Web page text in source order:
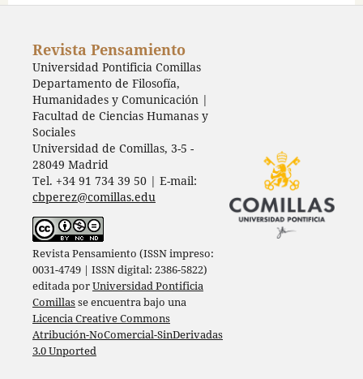
Revista Pensamiento
Universidad Pontificia Comillas
Departamento de Filosofía,
Humanidades y Comunicación |
Facultad de Ciencias Humanas y
Sociales
Universidad de Comillas, 3-5 -
28049 Madrid
Tel. +34 91 734 39 50 | E-mail:
cbperez@comillas.edu
Revista Pensamiento (ISSN impreso:
0031-4749 | ISSN digital: 2386-5822)
editada porUniversidad Pontificia
Comillasse encuentra bajo una
Licencia Creative Commons
Atribución-NoComercial-SinDerivadas
3.0 Unported